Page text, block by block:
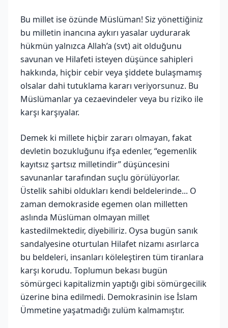
Bu millet ise özünde Müslüman! Siz yönettiğiniz
bu milletin inancına aykırı yasalar uydurarak
hükmün yalnızca Allah’a (svt) ait olduğunu
savunan ve Hilafeti isteyen düşünce sahipleri
hakkında, hiçbir cebir veya şiddete bulaşmamış
olsalar dahi tutuklama kararı veriyorsunuz. Bu
Müslümanlar ya cezaevindeler veya bu riziko ile
karşı karşıyalar.
Demek ki millete hiçbir zararı olmayan, fakat
devletin bozukluğunu ifşa edenler, “egemenlik
kayıtsız şartsız milletindir” düşüncesini
savunanlar tarafından suçlu görülüyorlar.
Üstelik sahibi oldukları kendi beldelerinde... O
zaman demokraside egemen olan milletten
aslında Müslüman olmayan millet
kastedilmektedir, diyebiliriz. Oysa bugün sanık
sandalyesine oturtulan Hilafet nizamı asırlarca
bu beldeleri, insanları köleleştiren tüm tiranlara
karşı korudu. Toplumun bekası bugün
sömürgeci kapitalizmin yaptığı gibi sömürgecilik
üzerine bina edilmedi. Demokrasinin ise İslam
Ümmetine yaşatmadığı zulüm kalmamıştır.